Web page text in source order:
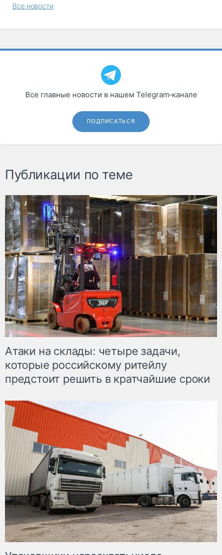
Все новости
Все главные новости в нашем Telegram‑канале
ПОДПИСАТЬСЯ
Публикации по теме
Атаки на склады: четыре задачи,
которые российскому ритейлу
предстоит решить в кратчайшие сроки